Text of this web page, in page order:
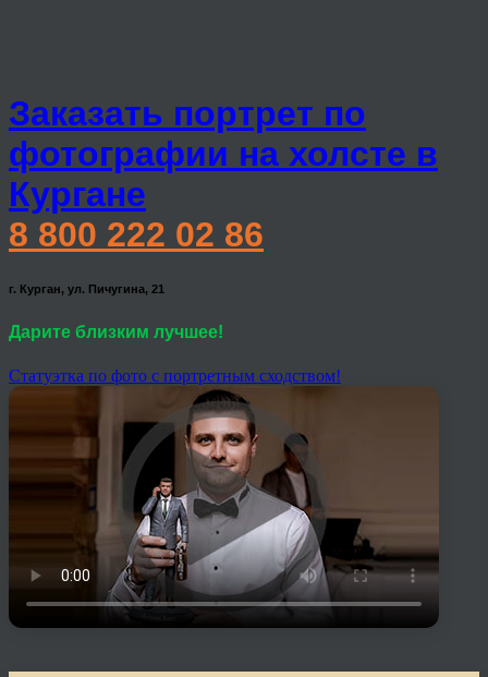
Заказать портрет по
фотографии на холсте в
Кургане
8 800 222 02 86
г. Курган, ул. Пичугина, 21
Дарите близким лучшее!
Статуэтка по фото с портретным сходством!